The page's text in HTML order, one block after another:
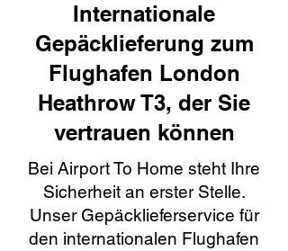
Internationale
Gepäcklieferung zum
Flughafen London
Heathrow T3, der Sie
vertrauen können
Bei Airport To Home steht Ihre
Sicherheit an erster Stelle.
Unser Gepäcklieferservice für
den internationalen Flughafen